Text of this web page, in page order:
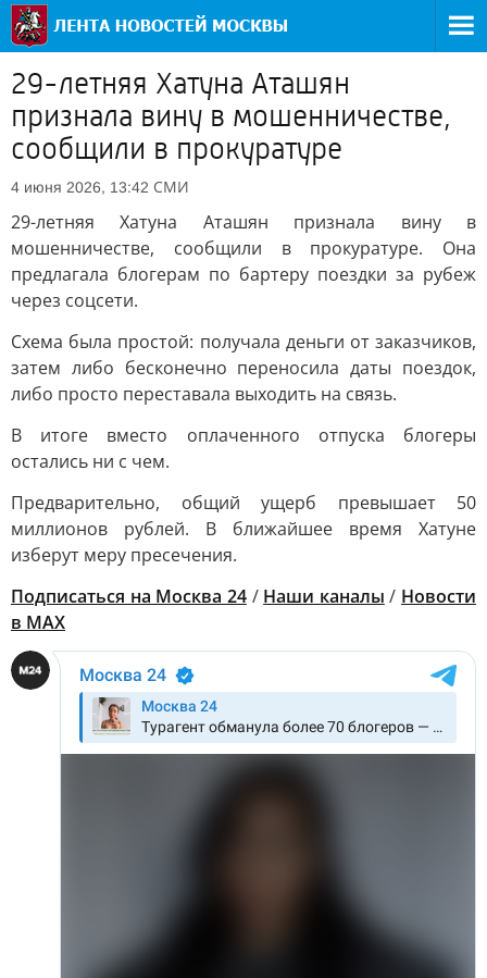
29-летняя Хатуна Аташян
признала вину в мошенничестве,
сообщили в прокуратуре
4 июня 2026, 13:42 СМИ
29-летняя Хатуна Аташян признала вину в
мошенничестве, сообщили в прокуратуре. Она
предлагала блогерам по бартеру поездки за рубеж
через соцсети.
Схема была простой: получала деньги от заказчиков,
затем либо бесконечно переносила даты поездок,
либо просто переставала выходить на связь.
В итоге вместо оплаченного отпуска блогеры
остались ни с чем.
Предварительно, общий ущерб превышает 50
миллионов рублей. В ближайшее время Хатуне
изберут меру пресечения.
Подписаться на Москва 24/ Наши каналы / Новости
в MAX